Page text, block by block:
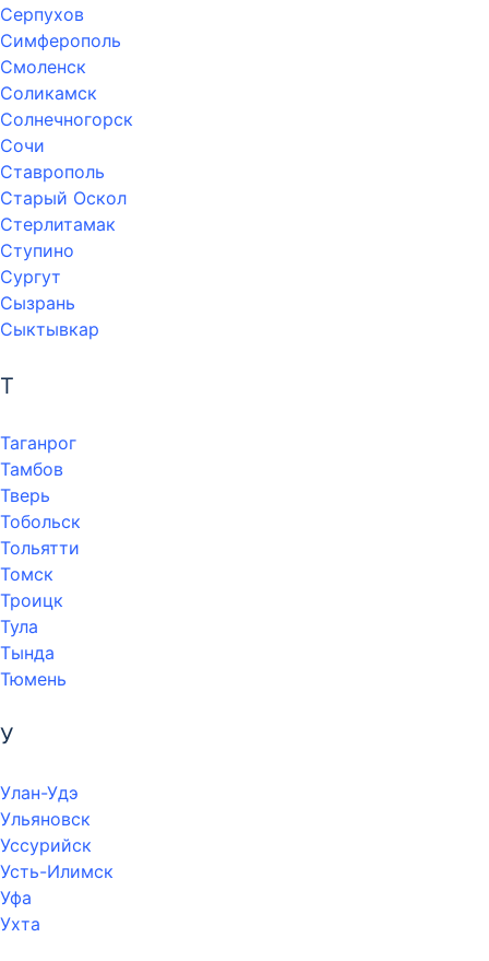
Серпухов
Симферополь
Смоленск
Соликамск
Солнечногорск
Сочи
Ставрополь
Старый Оскол
Стерлитамак
Ступино
Сургут
Сызрань
Сыктывкар
Т
Таганрог
Тамбов
Тверь
Тобольск
Тольятти
Томск
Троицк
Тула
Тында
Тюмень
У
Улан-Удэ
Ульяновск
Уссурийск
Усть-Илимск
Уфа
Ухта